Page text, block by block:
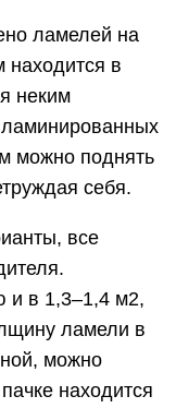
ламелей на
находится в
неким
можно поднять
себя.
все
и в 1,3–1,4 м2,
ламели в
можно
находится